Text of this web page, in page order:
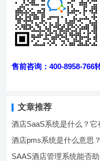
售前咨询：400-8958-766
文章推荐
酒店SaaS系统是什么？它
酒店pms系统是什么意思？
SAAS酒店管理系统能否